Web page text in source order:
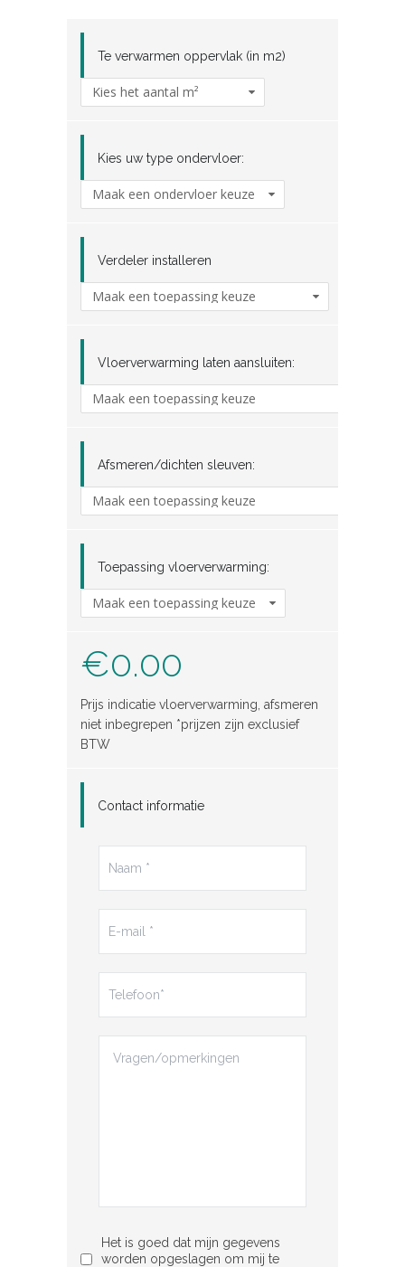
Te verwarmen oppervlak (in m2)
Kies uw type ondervloer:
Verdeler installeren
Vloerverwarming laten aansluiten:
Afsmeren/dichten sleuven:
Toepassing vloerverwarming:
€0.00
Prijs indicatie vloerverwarming, afsmeren
niet inbegrepen *prijzen zijn exclusief
BTW
Contact informatie
Het is goed dat mijn gegevens
worden opgeslagen om mij te